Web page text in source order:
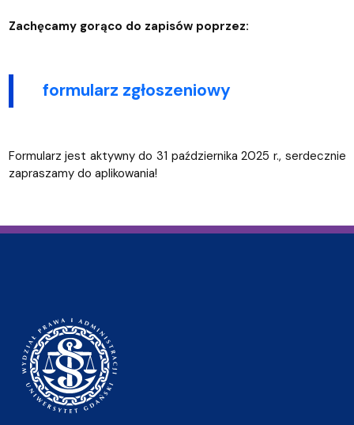
Zachęcamy gorąco do zapisów poprzez:
formularz zgłoszeniowy
Formularz jest aktywny do 31 października 2025 r., serdecznie
zapraszamy do aplikowania!